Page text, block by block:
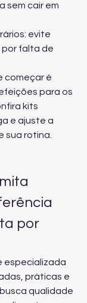
sem cair em
evite
por falta de
começar é
para os
kits
e ajuste a
sua rotina.
por
especializada
práticas e
qualidade